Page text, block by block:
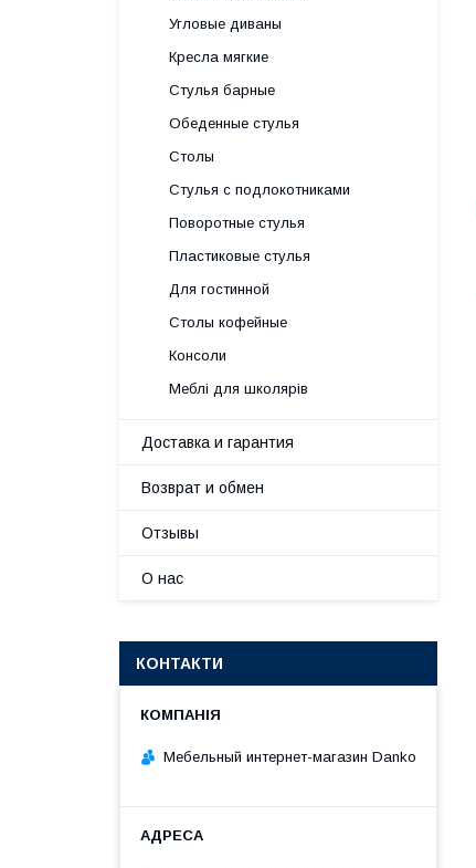
Угловые диваны
Кресла мягкие
Стулья барные
Обеденные стулья
Столы
Стулья с подлокотниками
Поворотные стулья
Пластиковые стулья
Для гостинной
Столы кофейные
Консоли
Меблі для школярів
Доставка и гарантия
Возврат и обмен
Отзывы
О нас
КОНТАКТИ
Мебельный интернет-магазин Danko